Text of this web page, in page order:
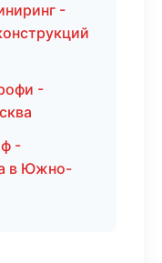
-
-
-
в Южно-